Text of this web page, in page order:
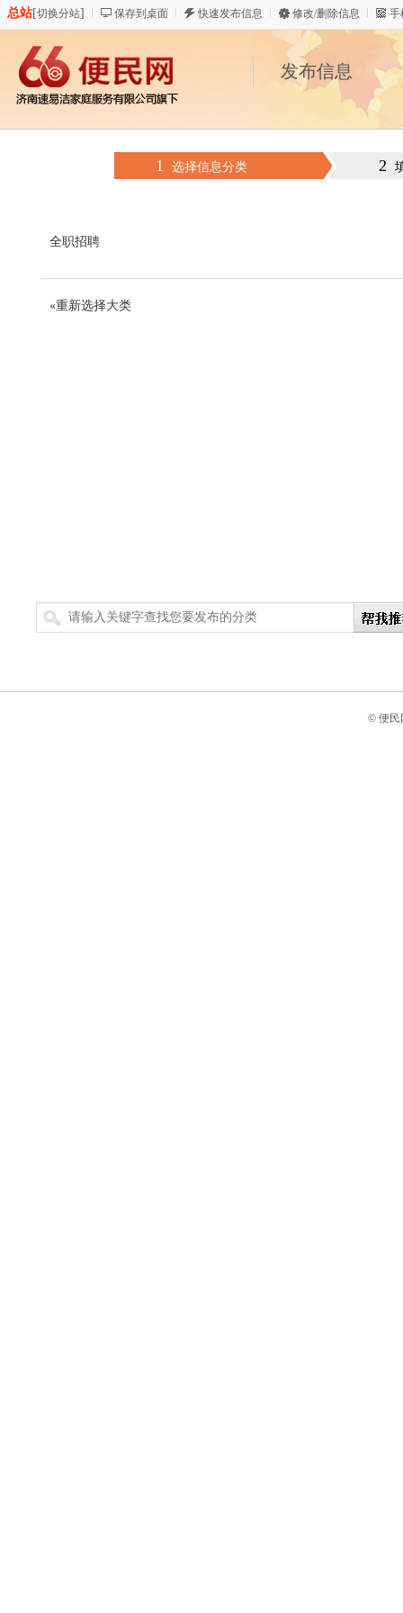
总站[切换分站] 保存到桌面 快速发布信息 修改/删除信息 手
发布信息
1 选择信息分类 2
全职招聘
«重新选择大类
搜索
© 便